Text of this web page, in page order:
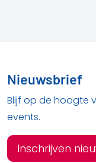
Nieuwsbrief
Blijf op de hoogte
events.
Inschrijven